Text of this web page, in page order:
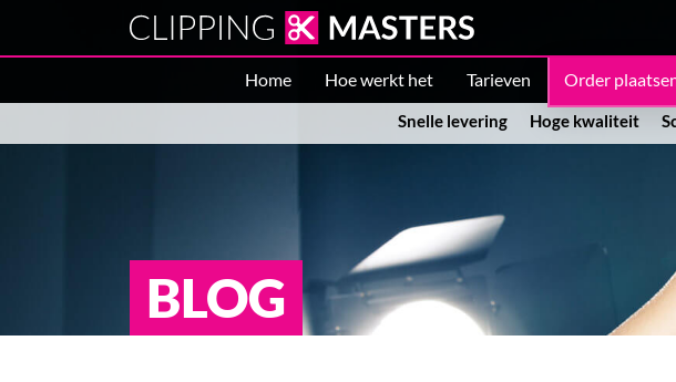
Home Hoe werkt het Tarieven Order
Snelle levering Hoge kwaliteit
BLOG